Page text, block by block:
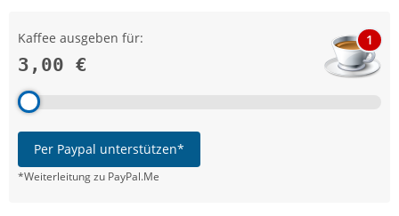
Kaffee ausgeben für:
3,00 €
1
Per Paypal unterstützen*
*Weiterleitung zu PayPal.Me